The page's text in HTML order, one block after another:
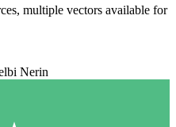
multiple vectors available for
Nerin